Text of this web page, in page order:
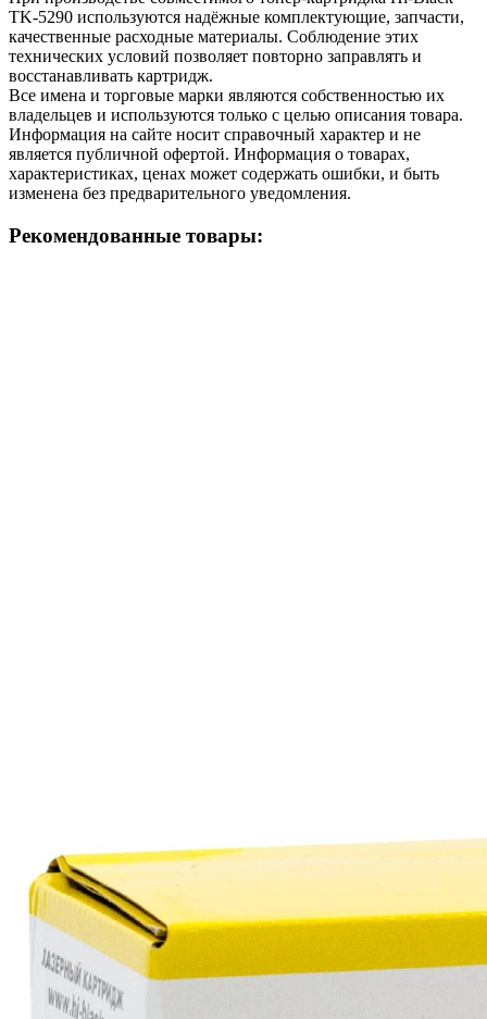
TK-5290 используются надёжные комплектующие, запчасти,
качественные расходные материалы. Соблюдение этих
технических условий позволяет повторно заправлять и
восстанавливать картридж.
Все имена и торговые марки являются собственностью их
владельцев и используются только с целью описания товара.
Информация на сайте носит справочный характер и не
является публичной офертой. Информация о товарах,
характеристиках, ценах может содержать ошибки, и быть
изменена без предварительного уведомления.
Рекомендованные товары: